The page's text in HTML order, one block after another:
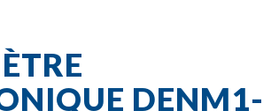
DENM1-